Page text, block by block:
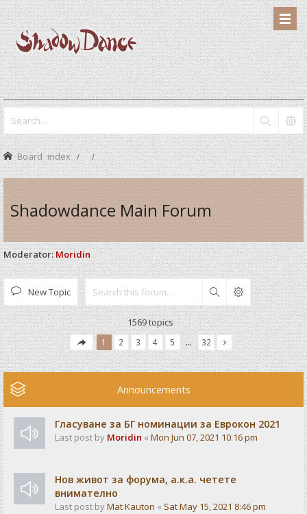
Board index
Shadowdance Main Forum
Moderator: Moridin
New Topic Search
1569 topics
1 2 3 4 5 … 32
Announcements
Гласуване за БГ номинации за Еврокон 2021
Last post by Moridin « Mon Jun 07, 2021 10:16 pm
Нов живот за форума, а.к.а. четете
внимателно
Last post byMat Kauton « Sat May 15, 2021 8:46 pm